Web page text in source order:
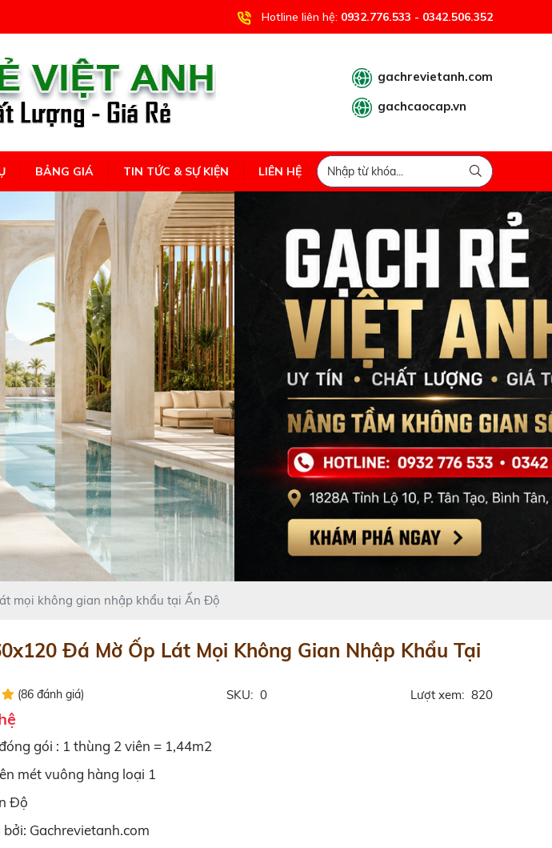
Hotline liên hệ: 0932.776.533 - 0342.506.352
gachrevietanh.com
gachcaocap.vn
BẢNG GIÁ TIN TỨC & SỰ KIỆN LIÊN HỆ
mọi không gian nhập khẩu tại Ấn Độ
Đá Mờ Ốp Lát Mọi Không Gian Nhập Khẩu Tại
(86 đánh giá) SKU: 0 Lượt xem: 820
gói : 1 thùng 2 viên = 1,44m2
mét vuông hàng loại 1
Độ
Gachrevietanh.com